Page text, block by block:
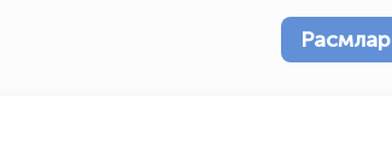
Расмлар